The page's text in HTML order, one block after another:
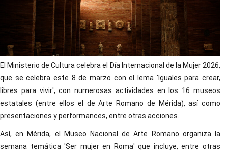
El Ministerio de Cultura celebra el Día Internacional de la Mujer 2026,
que se celebra este 8 de marzo con el lema 'Iguales para crear,
libres para vivir', con numerosas actividades en los 16 museos
estatales (entre ellos el de Arte Romano de Mérida), así como
presentaciones y performances, entre otras acciones.
Así, en Mérida, el Museo Nacional de Arte Romano organiza la
semana temática 'Ser mujer en Roma' que incluye, entre otras